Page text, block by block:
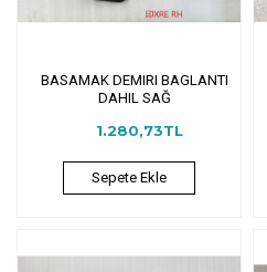
BASAMAK DEMIRI BAGLANTI
DAHIL SAĞ
1.280,73TL
Sepete Ekle